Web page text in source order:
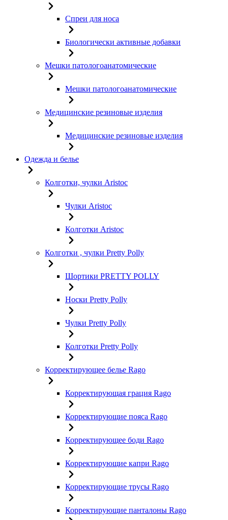
Спреи для носа
Биологически активные добавки
Мешки патологоанатомические
Мешки патологоанатомические
Медицинские резиновые изделия
Медицинские резиновые изделия
Одежда и белье
Колготки, чулки Aristoc
Чулки Aristoc
Колготки Aristoc
Колготки , чулки Pretty Polly
Шортики PRETTY POLLY
Носки Pretty Polly
Чулки Pretty Polly
Колготки Pretty Polly
Корректирующее белье Rago
Корректирующая грация Rago
Корректирующие пояса Rago
Корректирующее боди Rago
Корректирующие капри Rago
Корректирующие трусы Rago
Корректирующие панталоны Rago